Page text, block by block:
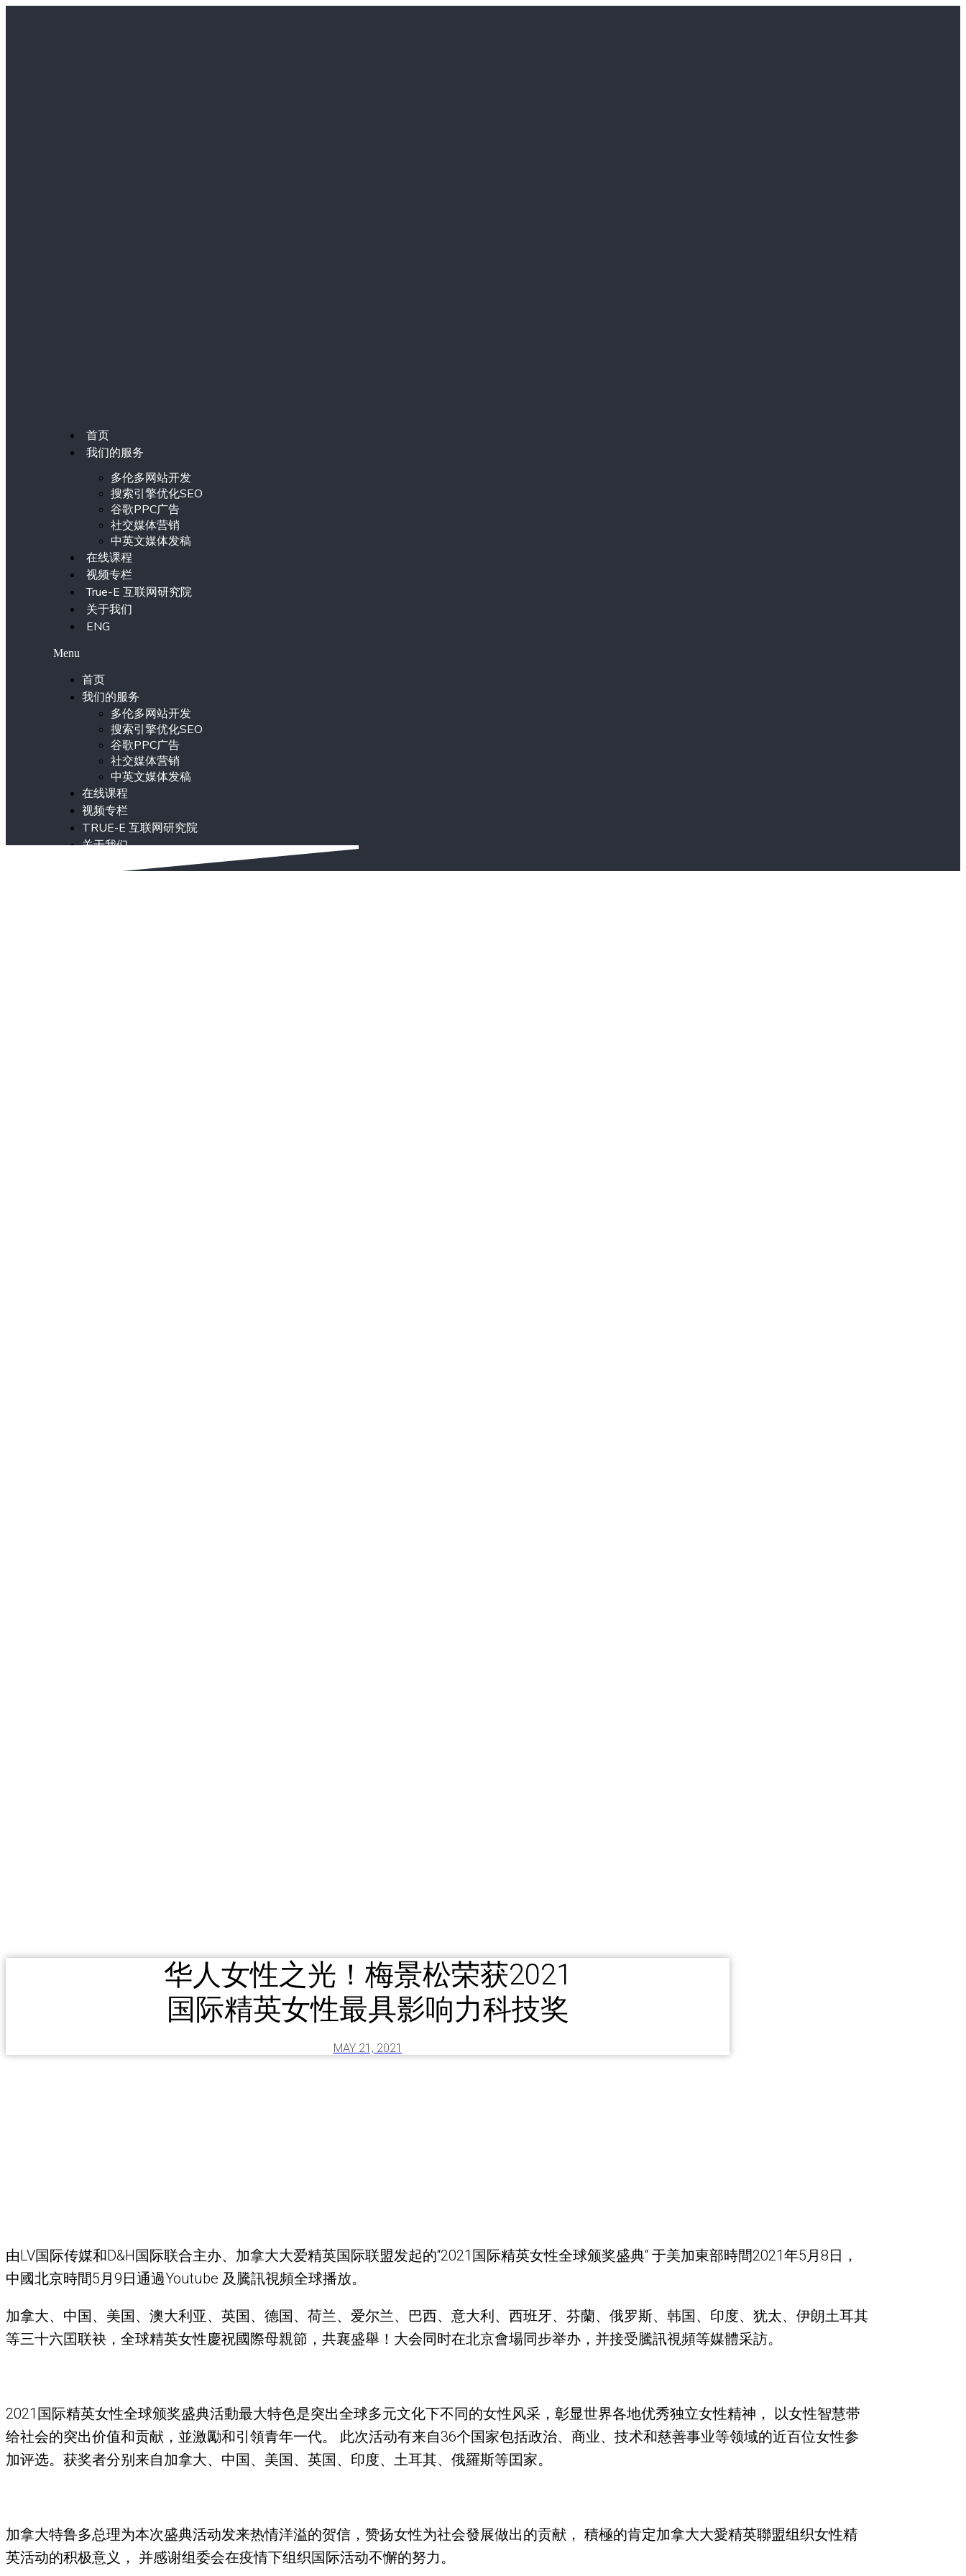
首页
我们的服务
多伦多网站开发
搜索引擎优化SEO
谷歌PPC广告
社交媒体营销
中英文媒体发稿
在线课程
视频专栏
True-E 互联网研究院
关于我们
ENG
Menu
首页
我们的服务
多伦多网站开发
搜索引擎优化SEO
谷歌PPC广告
社交媒体营销
中英文媒体发稿
在线课程
视频专栏
TRUE-E 互联网研究院
关于我们
华人女性之光！梅景松荣获2021
国际精英女性最具影响力科技奖
MAY 21, 2021
由LV国际传媒和D&H国际联合主办、加拿大大爱精英国际联盟发起的“2021国际精英女性全球颁奖盛典“ 于美加東部時間2021年5月8日，
中國北京時間5月9日通過Youtube 及騰訊視頻全球播放。
加拿大、中国、美国、澳大利亚、英国、德国、荷兰、爱尔兰、巴西、意大利、西班牙、芬蘭、俄罗斯、韩国、印度、犹太、伊朗土耳其
等三十六囯联袂，全球精英女性慶祝國際母親節，共襄盛舉！大会同时在北京會場同步举办，并接受騰訊視頻等媒體采訪。
2021国际精英女性全球颁奖盛典活動最大特色是突出全球多元文化下不同的女性风采，彰显世界各地优秀独立女性精神， 以女性智慧带
给社会的突出价值和贡献，並激勵和引領青年一代。 此次活动有来自36个国家包括政治、商业、技术和慈善事业等领域的近百位女性参
加评选。获奖者分别来自加拿大、中国、美国、英国、印度、土耳其、俄羅斯等囯家。
加拿大特鲁多总理为本次盛典活动发来热情洋溢的贺信，赞扬女性为社会發展做出的贡献， 積極的肯定加拿大大愛精英聯盟组织女性精
英活动的积极意义， 并感谢组委会在疫情下组织国际活动不懈的努力。